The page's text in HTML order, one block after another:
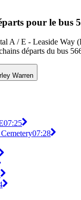
pour le bus
A / E - Leaside Way
départs du bus
Warren
07:25
07:28